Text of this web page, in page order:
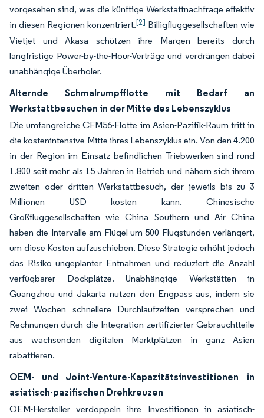
vorgesehen sind, was die künftige Werkstattnachfrage effektiv
in diesen Regionen konzentriert.[2] Billigfluggesellschaften wie
Vietjet und Akasa schützen ihre Margen bereits durch
langfristige Power-by-the-Hour-Verträge und verdrängen dabei
unabhängige Überholer.
Alternde Schmalrumpfflotte mit Bedarf an
Werkstattbesuchen in der Mitte des Lebenszyklus
Die umfangreiche CFM56-Flotte im Asien-Pazifik-Raum tritt in
die kostenintensive Mitte ihres Lebenszyklus ein. Von den 4.200
in der Region im Einsatz befindlichen Triebwerken sind rund
1.800 seit mehr als 15 Jahren in Betrieb und nähern sich ihrem
zweiten oder dritten Werkstattbesuch, der jeweils bis zu 3
Millionen USD kosten kann. Chinesische
Großfluggesellschaften wie China Southern und Air China
haben die Intervalle am Flügel um 500 Flugstunden verlängert,
um diese Kosten aufzuschieben. Diese Strategie erhöht jedoch
das Risiko ungeplanter Entnahmen und reduziert die Anzahl
verfügbarer Dockplätze. Unabhängige Werkstätten in
Guangzhou und Jakarta nutzen den Engpass aus, indem sie
zwei Wochen schnellere Durchlaufzeiten versprechen und
Rechnungen durch die Integration zertifizierter Gebrauchtteile
aus wachsenden digitalen Marktplätzen in ganz Asien
rabattieren.
OEM- und Joint-Venture-Kapazitätsinvestitionen in
asiatisch-pazifischen Drehkreuzen
OEM-Hersteller verdoppeln ihre Investitionen in asiatisch-